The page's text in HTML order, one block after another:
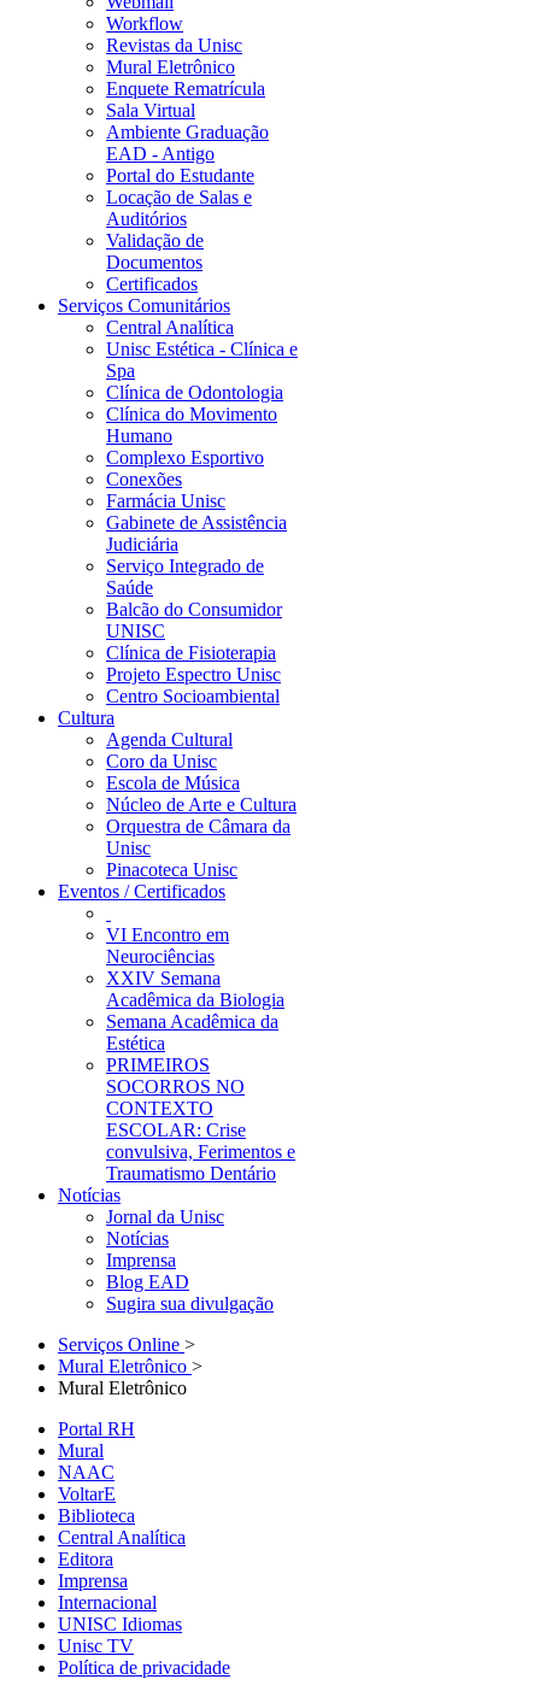
Workflow
Revistas da Unisc
Mural Eletrônico
Enquete Rematrícula
Sala Virtual
Ambiente Graduação
EAD - Antigo
Portal do Estudante
Locação de Salas e
Auditórios
Validação de
Documentos
Certificados
Serviços Comunitários
Central Analítica
Unisc Estética - Clínica e
Spa
Clínica de Odontologia
Clínica do Movimento
Humano
Complexo Esportivo
Conexões
Farmácia Unisc
Gabinete de Assistência
Judiciária
Serviço Integrado de
Saúde
Balcão do Consumidor
UNISC
Clínica de Fisioterapia
Projeto Espectro Unisc
Centro Socioambiental
Cultura
Agenda Cultural
Coro da Unisc
Escola de Música
Núcleo de Arte e Cultura
Orquestra de Câmara da
Unisc
Pinacoteca Unisc
Eventos / Certificados
VI Encontro em
Neurociências
XXIV Semana
Acadêmica da Biologia
Semana Acadêmica da
Estética
PRIMEIROS
SOCORROS NO
CONTEXTO
ESCOLAR: Crise
convulsiva, Ferimentos e
Traumatismo Dentário
Notícias
Jornal da Unisc
Notícias
Imprensa
Blog EAD
Sugira sua divulgação
Serviços Online >
Mural Eletrônico >
Mural Eletrônico
Portal RH
Mural
NAAC
VoltarE
Biblioteca
Central Analítica
Editora
Imprensa
Internacional
UNISC Idiomas
Unisc TV
Política de privacidade